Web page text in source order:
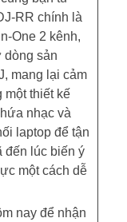
RR chính là
One 2 kênh,
dòng sản
mang lại cảm
một thiết kế
nhạc và
laptop để tận
đến lúc biến ý
một cách dễ
nay để nhận